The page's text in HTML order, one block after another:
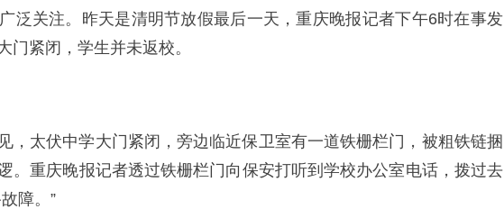
泛关注。昨天是清明节放假最后一天，重庆晚报记者下午6时在事发
门紧闭，学生并未返校。
，太伏中学大门紧闭，旁边临近保卫室有一道铁栅栏门，被粗铁链捆
。重庆晚报记者透过铁栅栏门向保安打听到学校办公室电话，拨过去
障。”